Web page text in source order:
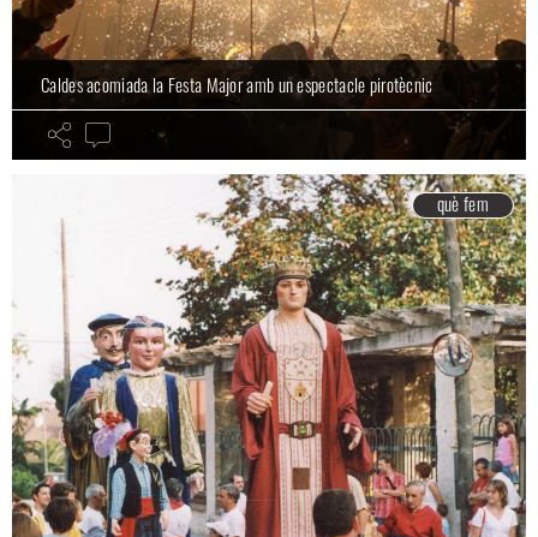
Caldes acomiada la Festa Major amb un espectacle pirotècnic
què fem